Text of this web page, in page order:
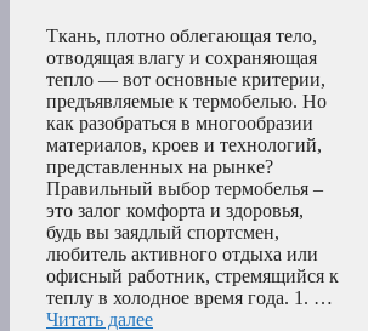
Ткань, плотно облегающая тело,
отводящая влагу и сохраняющая
тепло — вот основные критерии,
предъявляемые к термобелью. Но
как разобраться в многообразии
материалов, кроев и технологий,
представленных на рынке?
Правильный выбор термобелья –
это залог комфорта и здоровья,
будь вы заядлый спортсмен,
любитель активного отдыха или
офисный работник, стремящийся к
теплу в холодное время года. 1. …
Читать далее